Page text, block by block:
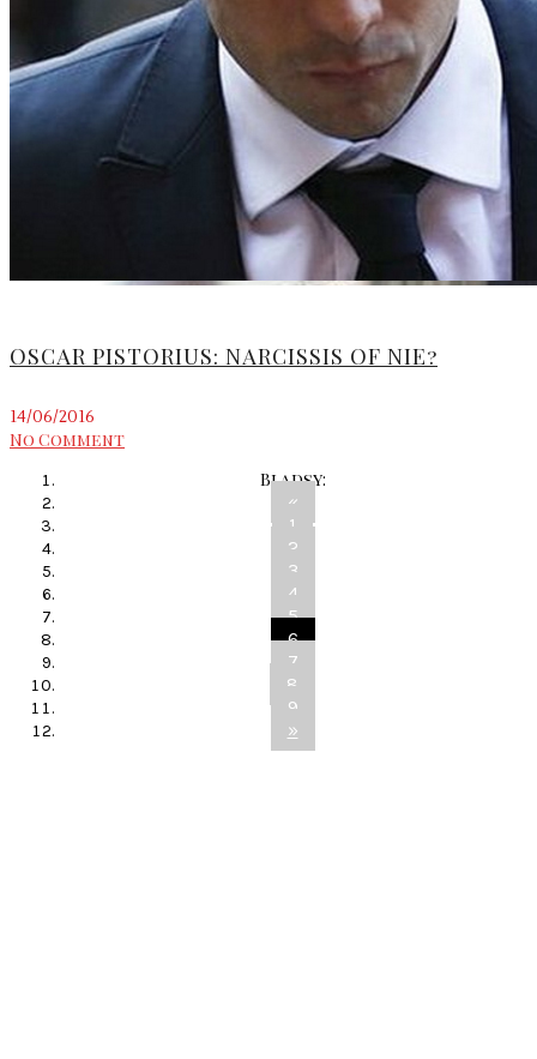
OSCAR PISTORIUS: NARCISSIS OF NIE?
14/06/2016
No Comment
Bladsy:
«
1
2
3
4
5
6
7
8
9
»